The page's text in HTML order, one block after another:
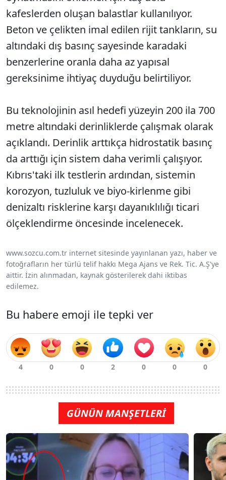
kafeslerden oluşan balastlar kullanılıyor.
Beton ve çelikten imal edilen rijit tankların, su
altındaki dış basınç sayesinde karadaki
benzerlerine oranla daha az yapısal
gereksinime ihtiyaç duyduğu belirtiliyor.
Bu teknolojinin asıl hedefi yüzeyin 200 ila 700
metre altındaki derinliklerde çalışmak olarak
açıklandı. Derinlik arttıkça hidrostatik basınç
da arttığı için sistem daha verimli çalışıyor.
Kıbrıs'taki ilk testlerin ardından, sistemin
korozyon, tuzluluk ve biyo-kirlenme gibi
denizaltı risklerine karşı dayanıklılığı ticari
ölçeklendirme öncesinde incelenecek.
www.sozcu.com.tr internet sitesinde yayınlanan yazı, haber ve
fotoğrafların her türlü telif hakkı Mega Ajans ve Rek. Tic. A.Ş'ye
aittir. İzin alınmadan, kaynak gösterilerek dahi iktibas
edilemez.
Bu habere emoji ile tepki ver
GÜNÜN MANŞETLERİ